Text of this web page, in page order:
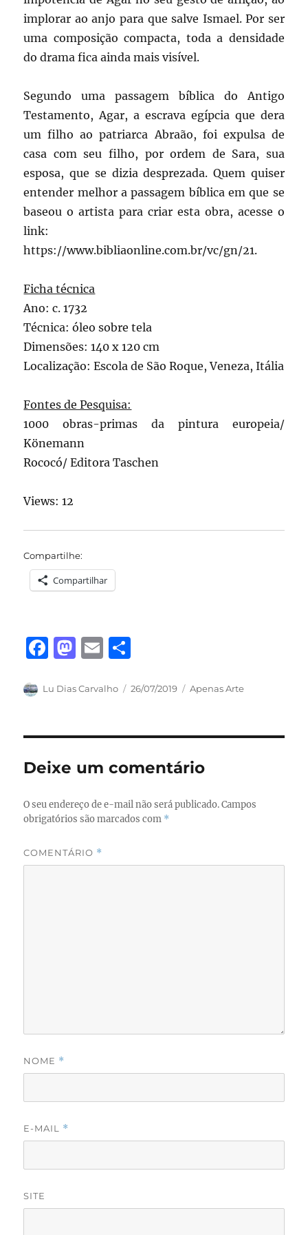
implorar ao anjo para que salve Ismael. Por ser
uma composição compacta, toda a densidade
do drama fica ainda mais visível.
Segundo uma passagem bíblica do Antigo
Testamento, Agar, a escrava egípcia que dera
um filho ao patriarca Abraão, foi expulsa de
casa com seu filho, por ordem de Sara, sua
esposa, que se dizia desprezada. Quem quiser
entender melhor a passagem bíblica em que se
baseou o artista para criar esta obra, acesse o
link:
https://www.bibliaonline.com.br/vc/gn/21.
Ficha técnica
Ano: c. 1732
Técnica: óleo sobre tela
Dimensões: 140 x 120 cm
Localização: Escola de São Roque, Veneza, Itália
Fontes de Pesquisa:
1000 obras-primas da pintura europeia/
Könemann
Rococó/ Editora Taschen
Views: 12
Compartilhe:
Compartilhar
F
c
b
o
o
k
M
st
d
o
n
E
ai a
Autor
Lu Dias Carvalho
Publicado
26/07/2019 Categorias
Apenas Arte
Deixe um comentário
O seu endereço de e-mail não será publicado. Campos
obrigatórios são marcados com *
COMENTÁRIO *
NOME *
E-MAIL *
SITE